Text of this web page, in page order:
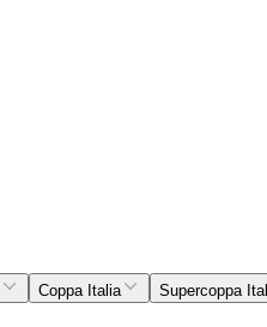
Coppa Italia Supercoppa